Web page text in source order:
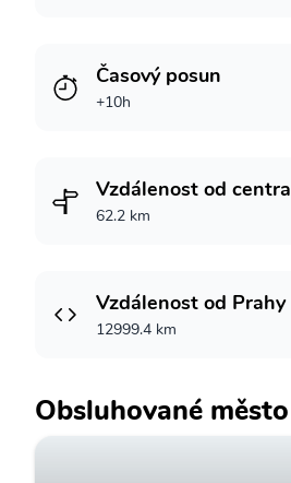
Časový posun
+10h
Vzdálenost od centra
62.2 km
Vzdálenost od Prahy
12999.4 km
Obsluhované město